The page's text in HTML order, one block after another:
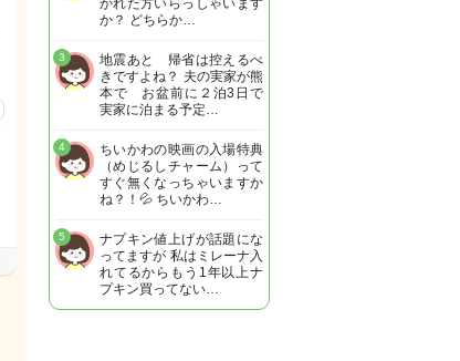
かれた方いらっしゃいます
か？ どちらか…
地震あと 帰省は控えるべ
きですよね？ 夫の実家が熊
本で お盆前に２泊3日で
実家に泊まる予定…
3
ちいかわの映画の入場特典
（めじるしチャーム）って
すぐ無くなっちゃいますか
ね？！💦 ちいかわ…
4
ナプキン値上げが話題にな
ってますが 私はミレーナ入
れてるからもう1年以上ナ
プキン買ってない…
5